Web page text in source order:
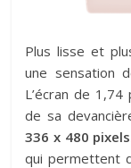
Plus lisse et
une sensation
L’écran de
de sa
336 x 480
qui permettent